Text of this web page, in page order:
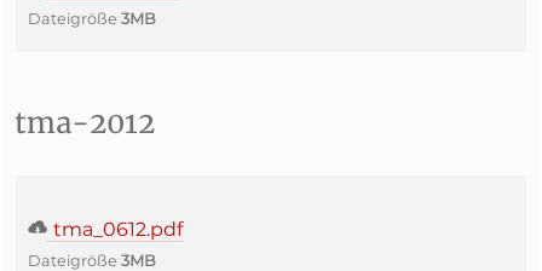
Dateigröße 3MB
tma-2012
tma_0612.pdf
Dateigröße 3MB